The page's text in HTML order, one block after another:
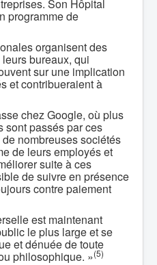
Son Hôpital
programme de
organisent des
bureaux, qui
sur une implication
et contribueraient à
chez Google, où plus
sont passés par ces
nombreuses sociétés
de leurs employés et
suite à ces
de suivre en présence
contre paiement
est maintenant
le plus large et se
et dénuée de toute
philosophique. »(5)